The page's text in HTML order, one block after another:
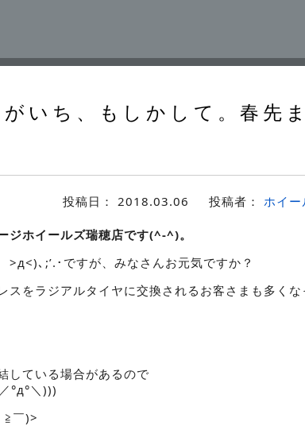
がいち、もしかして。春先
投稿日： 2018.03.06 投稿者： ホイー
ホイールズ瑞穂店です(^-^)。
､;’.･ですが、みなさんお元気ですか？
スをラジアルタイヤに交換されるお客さまも多くな
している場合があるので
°д°＼)))
≧￣)>